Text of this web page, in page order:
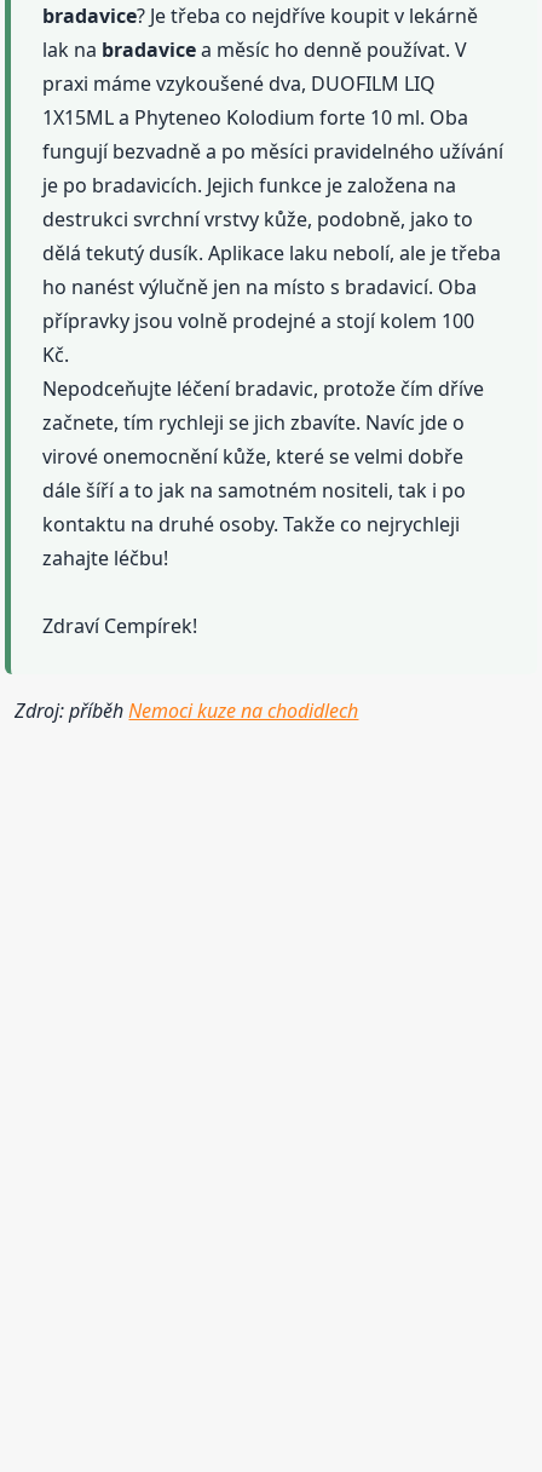
bradavice? Je třeba co nejdříve koupit v lekárně
lak na bradavicea měsíc ho denně používat. V
praxi máme vzykoušené dva, DUOFILM LIQ
1X15ML a Phyteneo Kolodium forte 10 ml. Oba
fungují bezvadně a po měsíci pravidelného užívání
je po bradavicích. Jejich funkce je založena na
destrukci svrchní vrstvy kůže, podobně, jako to
dělá tekutý dusík. Aplikace laku nebolí, ale je třeba
ho nanést výlučně jen na místo s bradavicí. Oba
přípravky jsou volně prodejné a stojí kolem 100
Kč.
Nepodceňujte léčení bradavic, protože čím dříve
začnete, tím rychleji se jich zbavíte. Navíc jde o
virové onemocnění kůže, které se velmi dobře
dále šíří a to jak na samotném nositeli, tak i po
kontaktu na druhé osoby. Takže co nejrychleji
zahajte léčbu!
Zdraví Cempírek!
Zdroj: příběhNemoci kuze na chodidlech